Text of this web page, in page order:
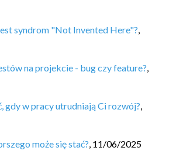
syndrom "Not Invented Here"?,
na projekcie - bug czy feature?,
gdy w pracy utrudniają Ci rozwój?,
może się stać?, 11/06/2025